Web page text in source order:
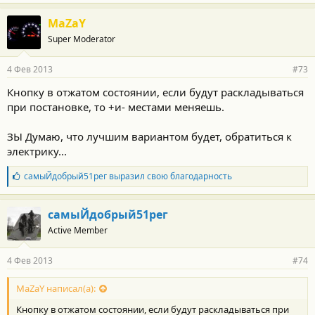
датчика
удара)
*3* 1-60 сек
(без откл.
датчика
удара)
*4* Защелка
(вкл/выкл брелком)
№15 – алгоритм
дополнительного
белый провод)
*1* 0,8 сек
*2* 1-60 сек
(с откл.
датчика
*3* 1-60 сек
(без откл.
датчика
удара)
*4* Поддержка зажигания.
на схеме указано что на них минус
ПОДКЛЮЧЕНИЕ ПРОВОДОВ СИСТЕМЫ:
MaZaY
Super Moderator
4 Фев 2013 #73
Кнопку в отжатом состоянии, если будут раскладываться
при постановке, то +и- местами меняешь.
ЗЫ Думаю, что лучшим вариантом будет, обратиться к
электрику...
Б
л
а
о
д
а
н
о
с
и
самыЙдобрый51регвыразил свою благодарность
самыЙдобрый51рег
Active Member
4 Фев 2013 #74
MaZaY написал(а):
Кнопку в отжатом состоянии, если будут раскладываться при